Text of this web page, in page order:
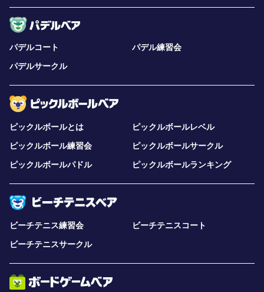
パデルコート
パデル練習会
パデルサークル
ピックルボールとは
ピックルボールレベル
ピックルボール練習会
ピックルボールサークル
ピックルボールパドル
ピックルボールランキング
ビーチテニス練習会
ビーチテニスコート
ビーチテニスサークル